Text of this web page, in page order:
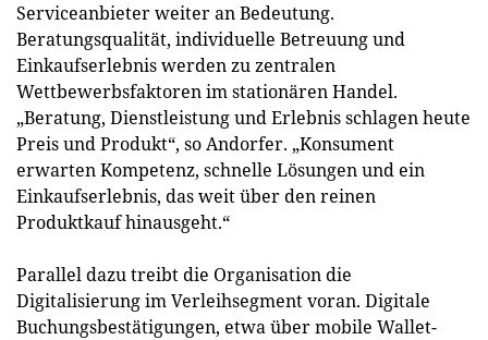
Serviceanbieter weiter an Bedeutung.
Beratungsqualität, individuelle Betreuung und
Einkaufserlebnis werden zu zentralen
Wettbewerbsfaktoren im stationären Handel.
„Beratung, Dienstleistung und Erlebnis schlagen heute
Preis und Produkt“, so Andorfer. „Konsument
erwarten Kompetenz, schnelle Lösungen und ein
Einkaufserlebnis, das weit über den reinen
Produktkauf hinausgeht.“
Parallel dazu treibt die Organisation die
Digitalisierung im Verleihsegment voran. Digitale
Buchungsbestätigungen, etwa über mobile Wallet-